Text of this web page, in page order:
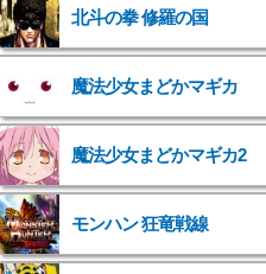
北斗の拳 修羅の国
魔法少女まどかマギカ
魔法少女まどかマギカ2
モンハン 狂竜戦線